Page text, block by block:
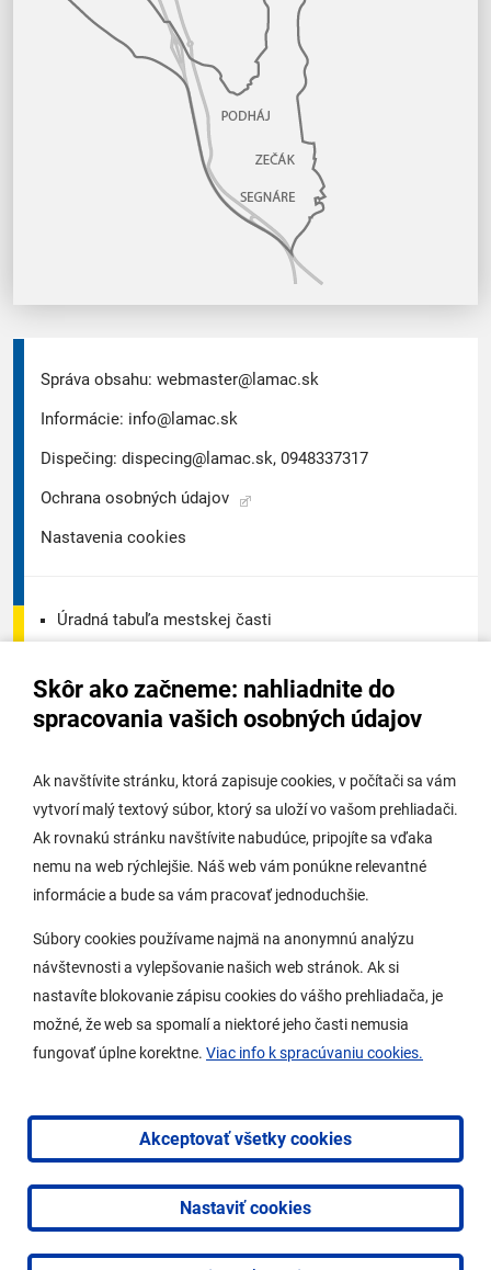
Skôr ako začneme: nahliadnite do
spracovania vašich osobných údajov
Ak navštívite stránku, ktorá zapisuje cookies, v počítači sa vám
vytvorí malý textový súbor, ktorý sa uloží vo vašom prehliadači.
Ak rovnakú stránku navštívite nabudúce, pripojíte sa vďaka
nemu na web rýchlejšie. Náš web vám ponúkne relevantné
informácie a bude sa vám pracovať jednoduchšie.
Súbory cookies používame najmä na anonymnú analýzu
návštevnosti a vylepšovanie našich web stránok. Ak si
nastavíte blokovanie zápisu cookies do vášho prehliadača, je
možné, že web sa spomalí a niektoré jeho časti nemusia
fungovať úplne korektne. Viac info k spracúvaniu cookies.
Akceptovať všetky cookies
Nastaviť cookies
Správa obsahu: webmaster@lamac.sk
Informácie: info@lamac.sk
Dispečing: dispecing@lamac.sk, 0948337317
Ochrana osobných údajov
Nastavenia cookies
Úradná tabuľa mestskej časti
Úradná tabuľa stavebného úradu
Potrebujem vybaviť
Samospráva
O Lamači
Mobilná aplikácia
Kontakty
Vyhlásenie o prístupnosti
2026 © Mestská časť Bratislava-Lamač|Tvorba web
stránok
aredakčný systém odAlejTech, spol. s r.o.